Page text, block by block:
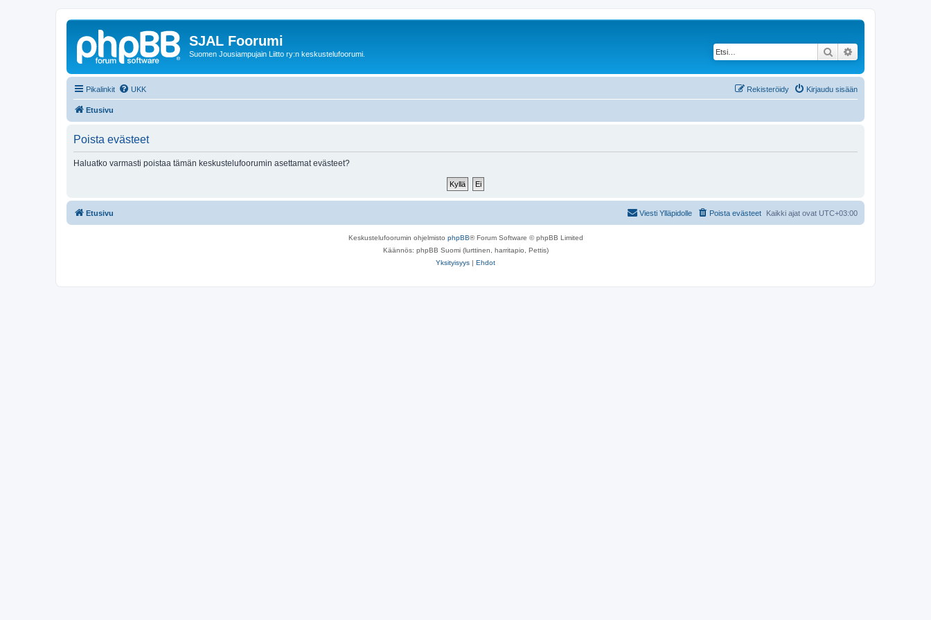
SJAL Foorumi
Suomen Jousiampujain Liitto ry:n keskustelufoorumi. Etsi
Pikalinkit UKK Kirjaudu sisään
Rekisteröidy
Etusivu
Poista evästeet
Haluatko varmasti poistaa tämän keskustelufoorumin asettamat evästeet?
Etusivu Kaikki ajat ovat UTC+03:00
Poista evästeet
Viesti Ylläpidolle
Keskustelufoorumin ohjelmisto phpBB® Forum Software © phpBB Limited
Käännös: phpBB Suomi (lurttinen, harritapio, Pettis)
Yksityisyys | Ehdot